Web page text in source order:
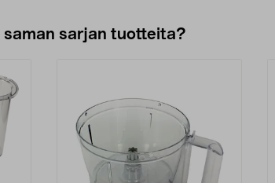
saman sarjan tuotteita?